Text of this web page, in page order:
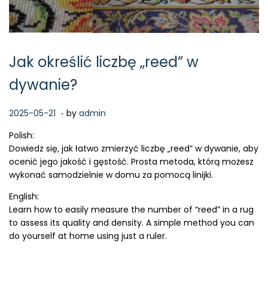
Jak określić liczbę „reed” w
dywanie?
P
s
t
e
d
o
n
2025-05-21 2
6
-
0
. by admin
Polish:
Dowiedz się, jak łatwo zmierzyć liczbę „reed” w dywanie, aby
ocenić jego jakość i gęstość. Prosta metoda, którą możesz
wykonać samodzielnie w domu za pomocą linijki.
English:
Learn how to easily measure the number of “reed” in a rug
to assess its quality and density. A simple method you can
do yourself at home using just a ruler.